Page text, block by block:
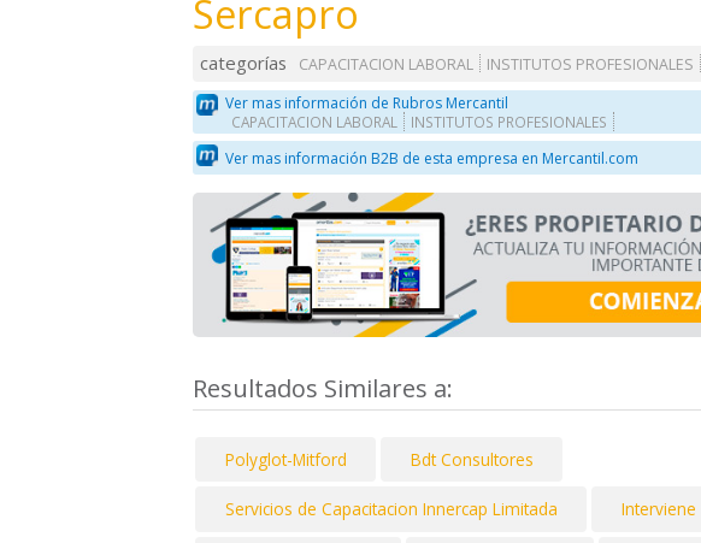
Sercapro
categorías CAPACITACION LABORAL
INSTITUTOS PROFESIONALES
Ver mas información de Rubros Mercantil
CAPACITACION LABORAL INSTITUTOS PROFESIONALES
Ver mas información B2B de esta empresa en Mercantil.com
Resultados Similares a:
Polyglot-Mitford Bdt Consultores
Servicios de Capacitacion Innercap Limitada